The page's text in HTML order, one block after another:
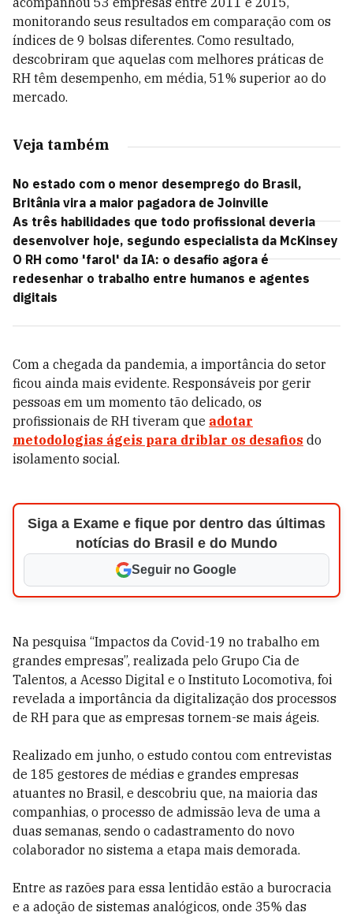
monitorando seus resultados em comparação com os
índices de 9 bolsas diferentes. Como resultado,
descobriram que aquelas com melhores práticas de
RH têm desempenho, em média, 51% superior ao do
mercado.
Veja também
No estado com o menor desemprego do Brasil,
Britânia vira a maior pagadora de Joinville
As três habilidades que todo profissional deveria
desenvolver hoje, segundo especialista da McKinsey
O RH como 'farol' da IA: o desafio agora é
redesenhar o trabalho entre humanos e agentes
digitais
Com a chegada da pandemia, a importância do setor
ficou ainda mais evidente. Responsáveis por gerir
pessoas em um momento tão delicado, os
profissionais de RH tiveram que adotar
metodologias ágeis para driblar os desafios do
isolamento social.
Siga a Exame e fique por dentro das últimas
notícias do Brasil e do Mundo
Seguir no Google
Na pesquisa “Impactos da Covid-19 no trabalho em
grandes empresas”, realizada pelo Grupo Cia de
Talentos, a Acesso Digital e o Instituto Locomotiva, foi
revelada a importância da digitalização dos processos
de RH para que as empresas tornem-se mais ágeis.
Realizado em junho, o estudo contou com entrevistas
de 185 gestores de médias e grandes empresas
atuantes no Brasil, e descobriu que, na maioria das
companhias, o processo de admissão leva de uma a
duas semanas, sendo o cadastramento do novo
colaborador no sistema a etapa mais demorada.
Entre as razões para essa lentidão estão a burocracia
e a adoção de sistemas analógicos, onde 35% das